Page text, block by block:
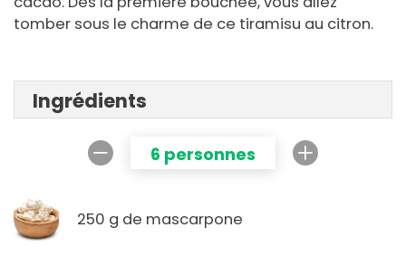
tomber sous le charme de ce tiramisu au citron.
Ingrédients
6 personnes
250 g de mascarpone